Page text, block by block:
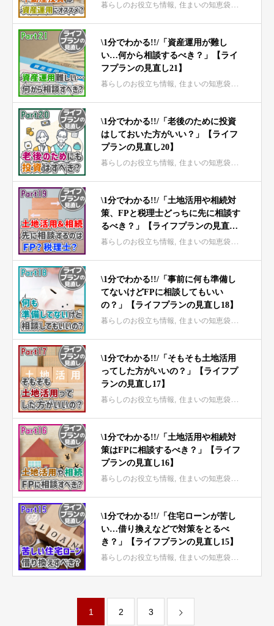
暮らしのお役立ち情報 住まいの知恵袋 mini
\1分でわかる!!/「資産運用が難し
い…何から相談するべき？」【ライ
フプランの見直し21】
暮らしのお役立ち情報 住まいの知恵袋 mini
\1分でわかる!!/「老後のために投資
はしておいた方がいい？」【ライフ
プランの見直し20】
暮らしのお役立ち情報 住まいの知恵袋 mini
\1分でわかる!!/「土地活用や相続対
策、FPと税理士どっちに先に相談す
るべき？」【ライフプランの見直し
19】
暮らしのお役立ち情報 住まいの知恵袋 mini
\1分でわかる!!/「事前に何も準備し
てないけどFPに相談してもいい
の？」【ライフプランの見直し18】
暮らしのお役立ち情報 住まいの知恵袋 mini
\1分でわかる!!/「そもそも土地活用
ってした方がいいの？」【ライフプ
ランの見直し17】
暮らしのお役立ち情報 住まいの知恵袋 mini
\1分でわかる!!/「土地活用や相続対
策はFPに相談するべき？」【ライフ
プランの見直し16】
暮らしのお役立ち情報 住まいの知恵袋 mini
\1分でわかる!!/「住宅ローンが苦し
い…借り換えなどで対策をとるべ
き？」【ライフプランの見直し15】
暮らしのお役立ち情報 住まいの知恵袋 mini
1 2 3